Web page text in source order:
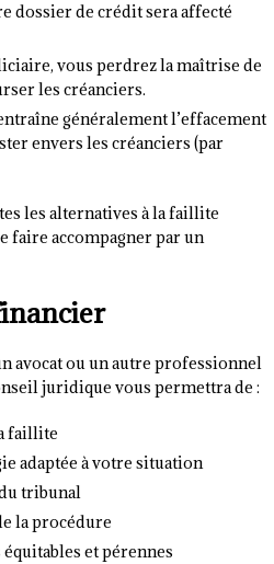
dossier de crédit sera affecté
vous perdrez la maîtrise de
les créanciers.
généralement l’effacement
envers les créanciers (par
les alternatives à la faillite
faire accompagner par un
avocat ou un autre professionnel
juridique vous permettra de :
faillite
adaptée à votre situation
tribunal
la procédure
et pérennes